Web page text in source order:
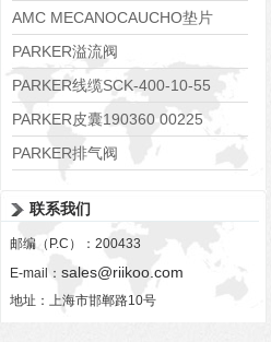
138551
AMC MECANOCAUCHO垫片
608074
PARKER溢流阀
RE06M35W2N1KWXG087
PARKER线缆SCK-400-10-55
PARKER皮囊190360 00225
PARKER排气阀
联系我们
邮编（P.C）：200433
E-mail： sales@riikoo.com
地址：上海市邯郸路10号